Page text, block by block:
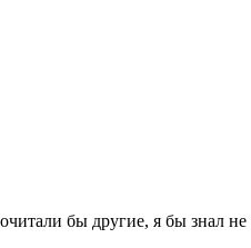
бы другие, я бы знал